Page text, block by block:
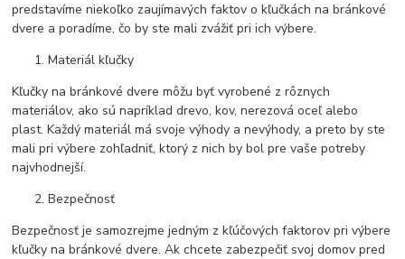
predstavíme niekoľko zaujímavých faktov o kľučkách na bránkové
dvere a poradíme, čo by ste mali zvážiť pri ich výbere.
Materiál kľučky
Kľučky na bránkové dvere môžu byť vyrobené z rôznych
materiálov, ako sú napríklad drevo, kov, nerezová oceľ alebo
plast. Každý materiál má svoje výhody a nevýhody, a preto by ste
mali pri výbere zohľadniť, ktorý z nich by bol pre vaše potreby
najvhodnejší.
Bezpečnosť
Bezpečnosť je samozrejme jedným z kľúčových faktorov pri výbere
kľučky na bránkové dvere. Ak chcete zabezpečiť svoj domov pred